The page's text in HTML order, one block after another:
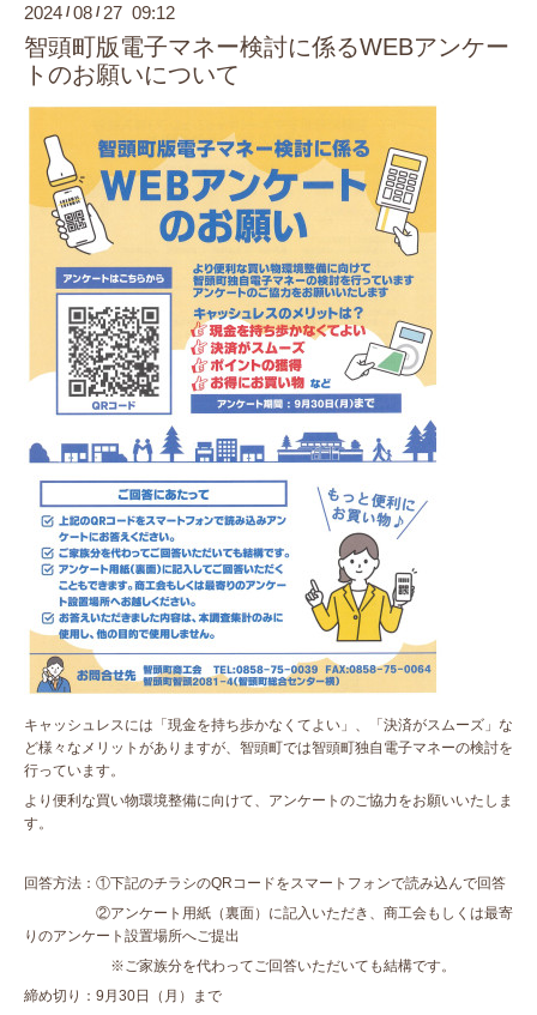
2024 /08 / 27 09:12
智頭町版電子マネー検討に係るWEBアンケー
トのお願いについて
キャッシュレスには「現金を持ち歩かなくてよい」、「決済がスムーズ」な
ど様々なメリットがありますが、智頭町では智頭町独自電子マネーの検討を
行っています。
より便利な買い物環境整備に向けて、アンケートのご協力をお願いいたしま
す。
回答方法：①下記のチラシのQRコードをスマートフォンで読み込んで回答
②アンケート用紙（裏面）に記入いただき、商工会もしくは最寄
りのアンケート設置場所へご提出
※ご家族分を代わってご回答いただいても結構です。
締め切り：9月30日（月）まで